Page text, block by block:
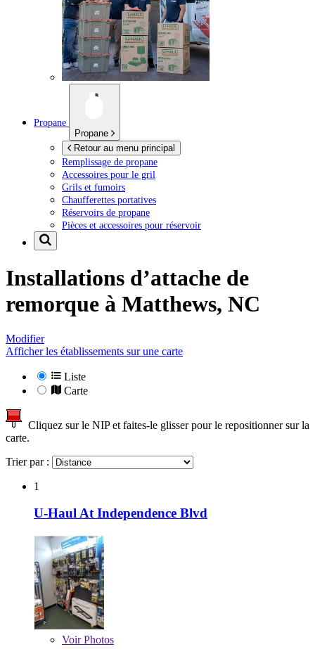
Propane
Propane
Retour au menu principal
Remplissage de propane
Accessoires pour le gril
Grils et fumoirs
Chaufferettes portatives
Réservoirs de propane
Pièces et accessoires pour réservoir
Installations d’attache de
remorque à Matthews, NC
Modifier
Afficher les établissements sur une carte
Liste
Carte
Cliquez sur le NIP et faites-le glisser pour le repositionner sur la
carte.
Trier par :
1
U-Haul At Independence Blvd
VoirPhotos